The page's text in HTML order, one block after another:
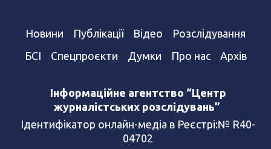
Новини Публікації Відео
Розслідування
БСІ
Спецпроєкти Думки Про нас Архів
Інформаційне агентство “Центр
журналістських розслідувань”
Ідентифікатор онлайн-медіа в Реєстрі:№ R40-
04702